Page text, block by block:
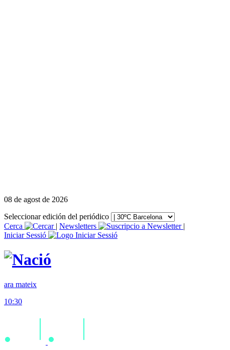
08 de agost de 2026
Seleccionar edición del periódico
Cerca
| Newsletters
|
Iniciar Sessió
ara mateix
10:30